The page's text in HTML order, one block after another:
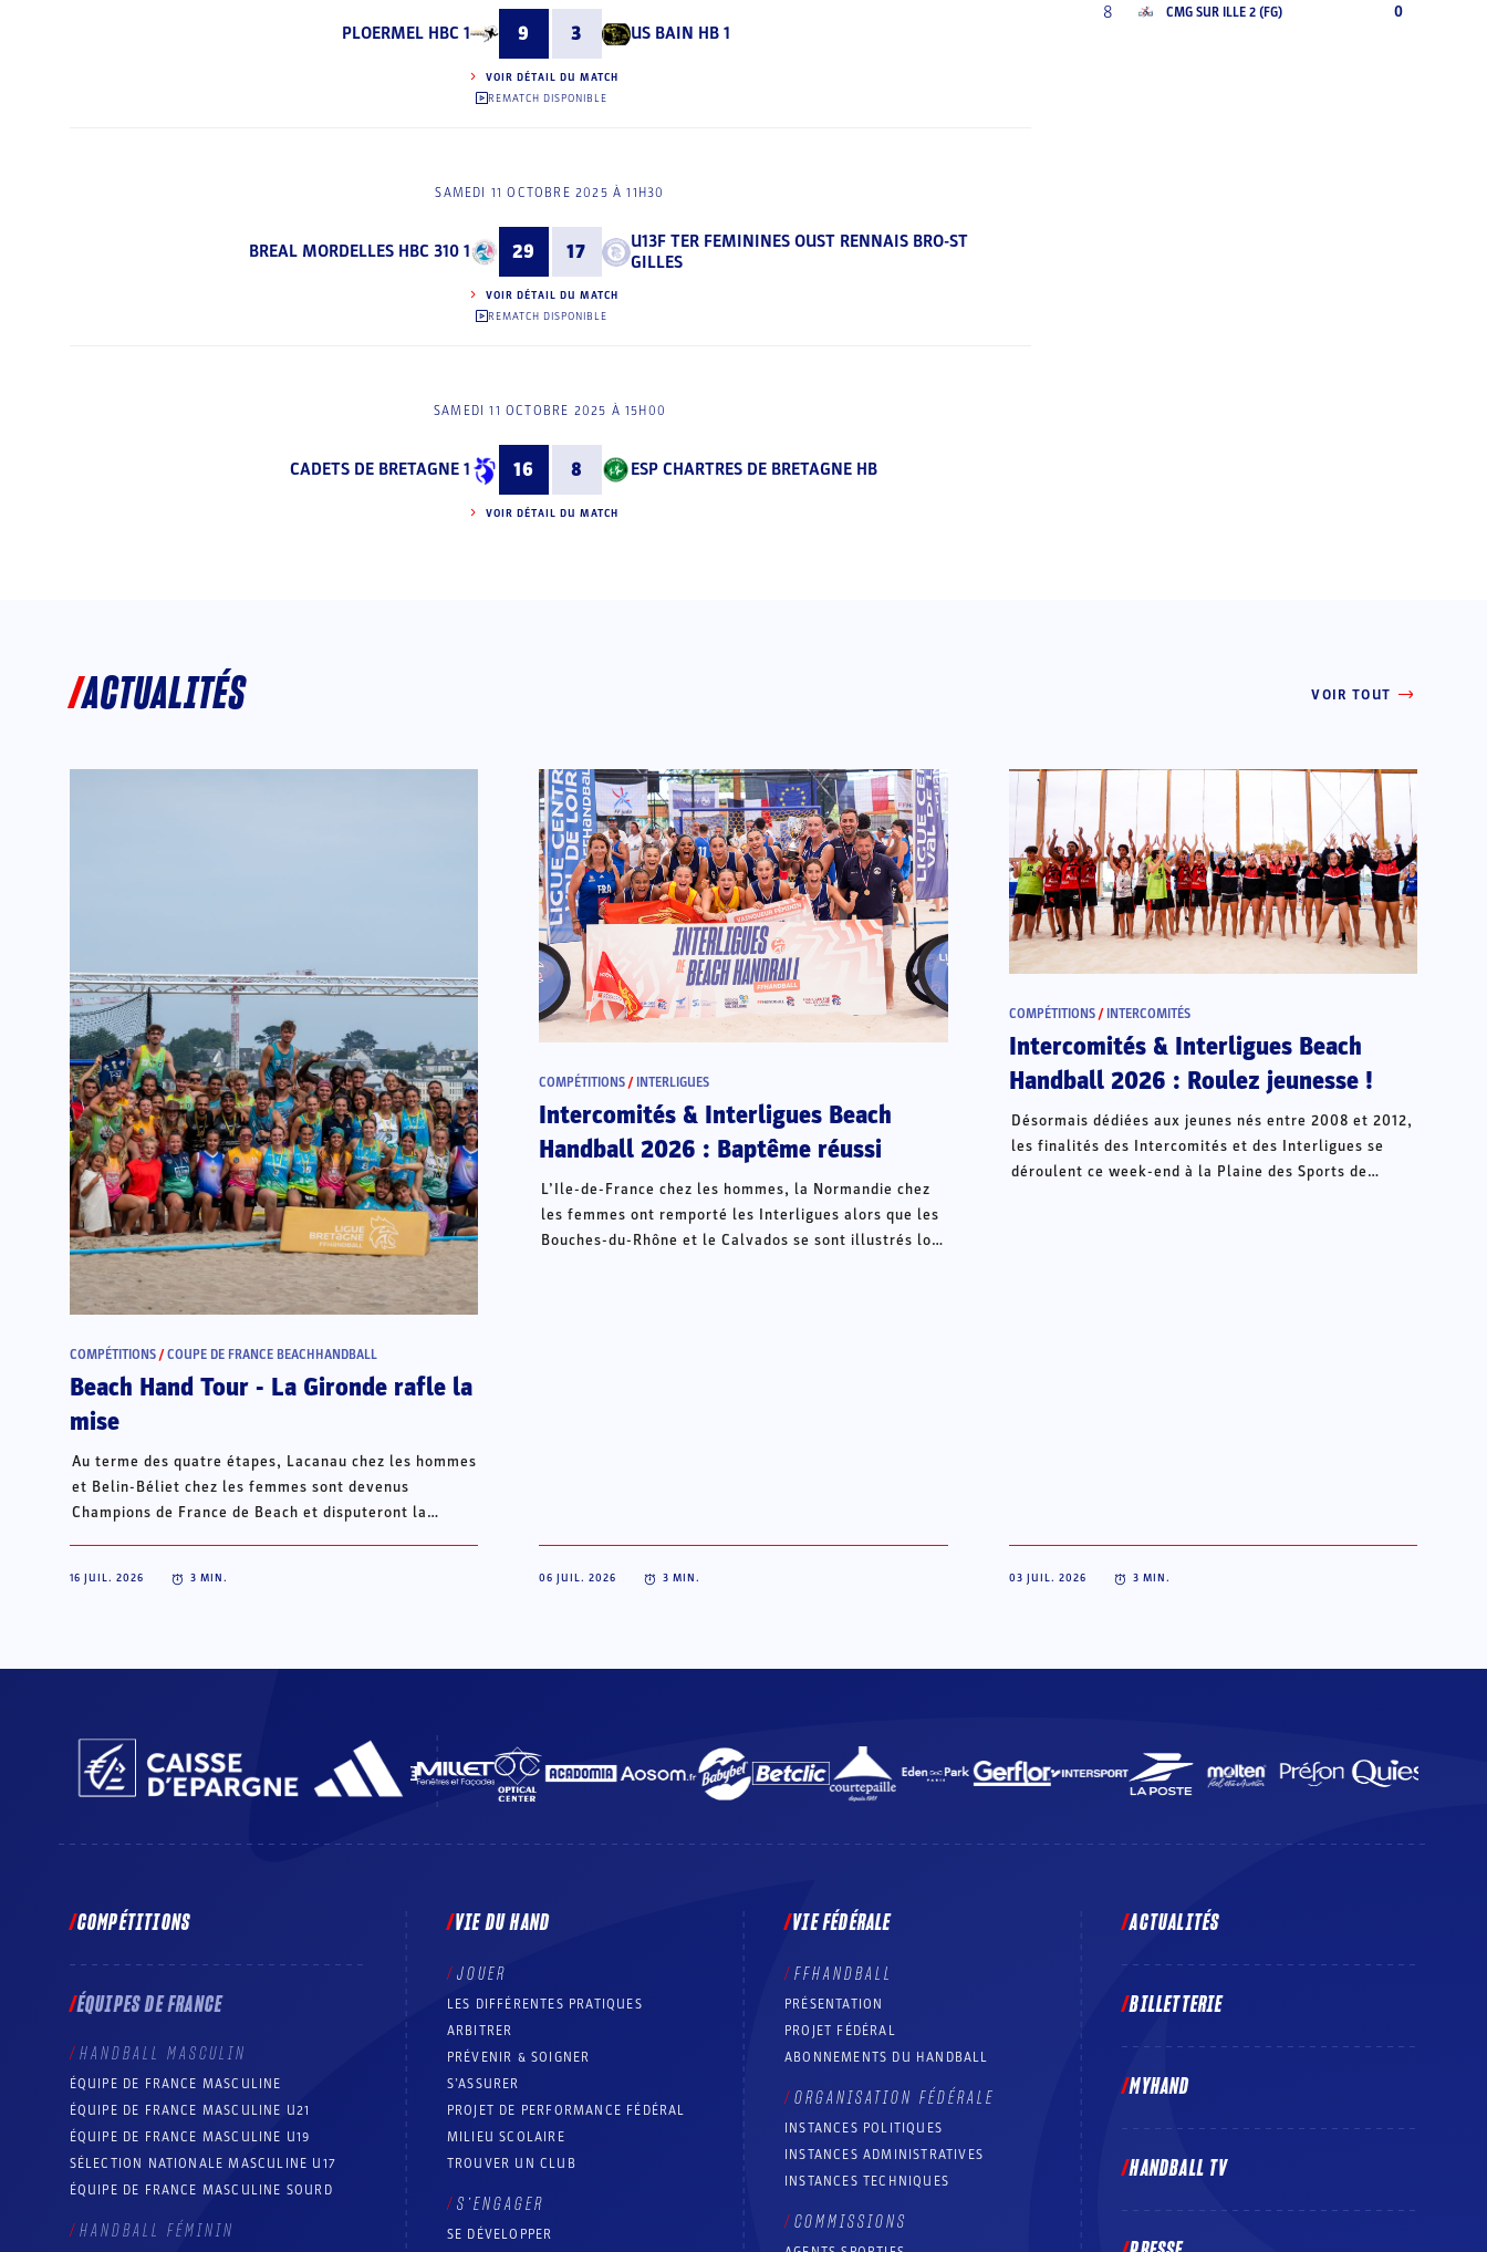
PLOERMEL HBC 1 9 3 US BAIN HB 1
VOIR DÉTAIL DU MATCH
REMATCH DISPONIBLE
SAMEDI 11 OCTOBRE 2025 À 11H30
BREAL MORDELLES HBC 310 1 29 17
U13F TER FEMININES OUST RENNAIS BRO-ST
GILLES
VOIR DÉTAIL DU MATCH
REMATCH DISPONIBLE
SAMEDI 11 OCTOBRE 2025 À 15H00
CADETS DE BRETAGNE 1 16 8 ESP CHARTRES DE BRETAGNE HB
VOIR DÉTAIL DU MATCH
8 CMG SUR ILLE 2 (FG) 0
ACTUALITÉS VOIR TOUT
COMPÉTITIONS /COUPE DE FRANCE BEACHHANDBALL
Beach Hand Tour - La Gironde rafle la
mise
Au terme des quatre étapes, Lacanau chez les hommes
et Belin-Béliet chez les femmes sont devenus
Champions de France de Beach et disputeront la
16 JUIL. 2026 3 MIN.
COMPÉTITIONS / INTERLIGUES
Intercomités & Interligues Beach
Handball 2026 : Baptême réussi
L’Ile-de-France chez les hommes, la Normandie chez
les femmes ont remporté les Interligues alors que les
Bouches-du-Rhône et le Calvados se sont illustrés lors
06 JUIL. 2026 3 MIN.
COMPÉTITIONS / INTERCOMITÉS
Intercomités & Interligues Beach
Handball 2026 : Roulez jeunesse !
Désormais dédiées aux jeunes nés entre 2008 et 2012,
les finalités des Intercomités et des Interligues se
déroulent ce week-end à la Plaine des Sports de
03 JUIL. 2026 3 MIN.
COMPÉTITIONS
ÉQUIPES DE FRANCE
HANDBALL MASCULIN
ÉQUIPE DE FRANCE MASCULINE
ÉQUIPE DE FRANCE MASCULINE U21
ÉQUIPE DE FRANCE MASCULINE U19
SÉLECTION NATIONALE MASCULINE U17
ÉQUIPE DE FRANCE MASCULINE SOURD
HANDBALL FÉMININ
VIE DU HAND
JOUER
LES DIFFÉRENTES PRATIQUES
ARBITRER
PRÉVENIR & SOIGNER
S’ASSURER
PROJET DE PERFORMANCE FÉDÉRAL
MILIEU SCOLAIRE
TROUVER UN CLUB
S’ENGAGER
SE DÉVELOPPER
VIE FÉDÉRALE
FFHANDBALL
PRÉSENTATION
PROJET FÉDÉRAL
ABONNEMENTS DU HANDBALL
ORGANISATION FÉDÉRALE
INSTANCES POLITIQUES
INSTANCES ADMINISTRATIVES
INSTANCES TECHNIQUES
COMMISSIONS
ACTUALITÉS
BILLETTERIE
MYHAND
HANDBALL TV